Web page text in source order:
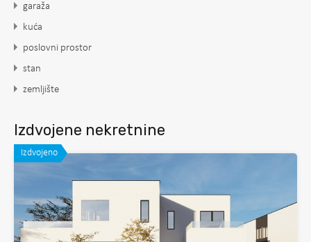
garaža
kuća
poslovni prostor
stan
zemljište
Izdvojene nekretnine
Izdvojeno